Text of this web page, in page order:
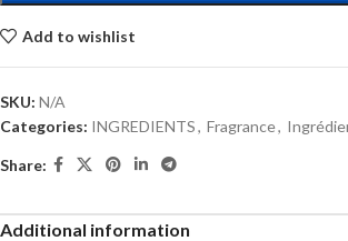
Add to wishlist
SKU: N/A
Categories: INGREDIENTS, Fragrance,
Share:
Additional information